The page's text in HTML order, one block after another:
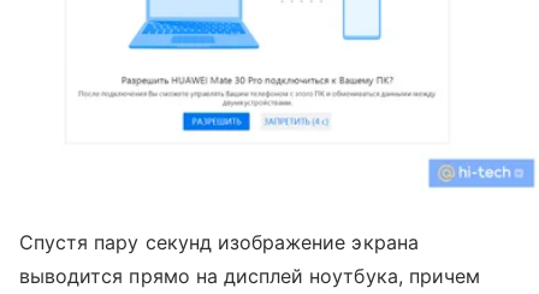
Спустя пару секунд изображение экрана
выводится прямо на дисплей ноутбука, причем